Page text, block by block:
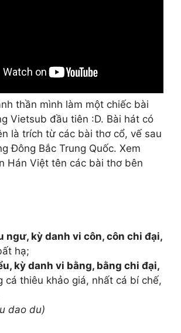
thần mình làm một chiếc bài
Vietsub đầu tiên :D. Bài hát có
là trích từ các bài thơ cổ, vế sau
Đông Bắc Trung Quốc. Xem
Hán Việt tên các bài thơ bên
ngư, kỳ danh vi côn, côn chi đại,
hạ;
kỳ danh vi bằng, bằng chi đại,
cá thiêu khảo giá, nhất cá bí chế,
dao du)